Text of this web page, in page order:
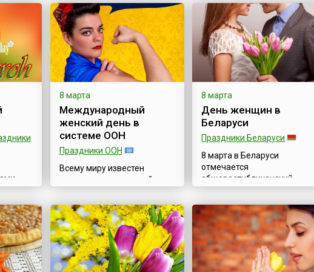
нам
8 марта
Международный
женский день в
системе ООН
Праздники ООН
Всему миру известен
праздник, отмечаемый
Международный женский
день (англ. International
Women's Day). Название
праздника может быть
несколько изменено, однако
сути праздника это не
8 марта
День женщин в
Беларуси
Праздники Беларуси
8 марта в Беларуси
отмечается
общереспубликанский
выходным днем.Этот
праздник возник как день
борьбы за права женщин.
Идея проведения
Международного женского